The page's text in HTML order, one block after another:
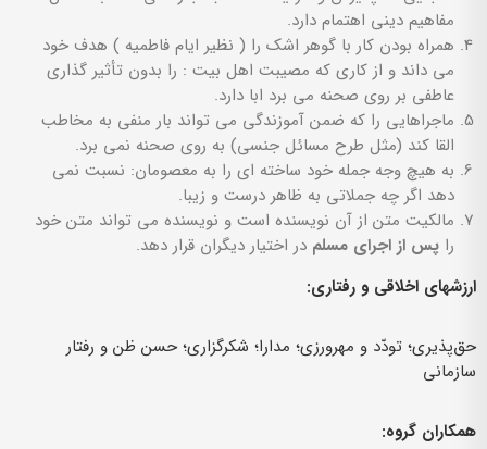
مفاهیم دینی اهتمام دارد.
همراه بودن کار با گوهر اشک را ( نظیر ایام فاطمیه ) هدف خود
می داند و از کاری که مصیبت اهل بیت : را بدون تأثیر گذاری
عاطفی بر روی صحنه می برد ابا دارد.
ماجراهایی را که ضمن آموزندگی می تواند بار منفی به مخاطب
القا کند (مثل طرح مسائل جنسی) به روی صحنه نمی برد.
به هیچ وجه جمله خود ساخته ای را به معصومان: نسبت نمی
دهد اگر چه جملاتی به ظاهر درست و زیبا.
مالکیت متن از آن نویسنده است و نویسنده می تواند متن خود
را پس از اجرای مسلم در اختیار دیگران قرار دهد.
ارزشهای اخلاقی و رفتاری:
حق‌پذیری؛ تودّد و مهرورزی؛ مدارا؛ شکرگزاری؛ حسن ظن و رفتار
سازمانی
همکاران گروه: